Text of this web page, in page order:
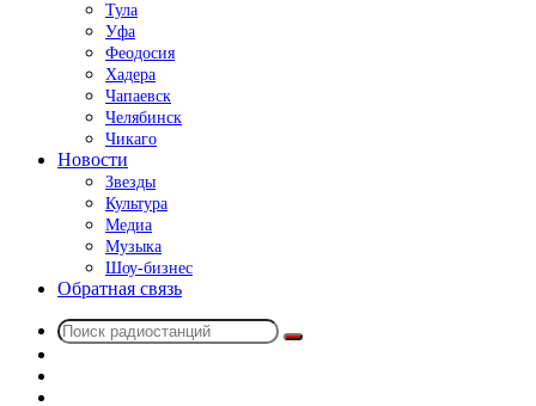
Тула
Уфа
Феодосия
Хадера
Чапаевск
Челябинск
Чикаго
Новости
Звезды
Культура
Медиа
Музыка
Шоу-бизнес
Обратная связь
Поиск